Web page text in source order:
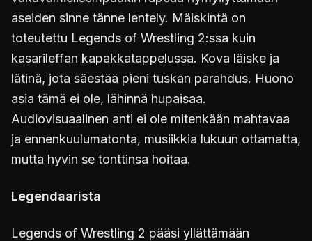
aseiden sinne tänne lentely. Mäiskintä on
toteutettu Legends of Wrestling 2:ssa kuin
kasarileffan kapakkatappelussa. Kova läiske ja
lätinä, jota säestää pieni tuskan parahdus. Huono
asia tämä ei ole, lähinnä hupaisaa.
Audiovisuaalinen anti ei ole mitenkään mahtavaa
ja ennenkuulumatonta, musiikkia lukuun ottamatta,
mutta hyvin se tonttinsa hoitaa.
Legendaarista
Legends of Wrestling 2 pääsi yllättämään